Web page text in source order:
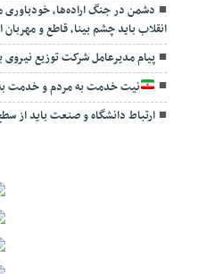
دشمن در جنگ اراده‌ها،
انقلاب باید چشم بینا، قاطع و مهربان
پیام مدیرعامل شرکت توزیع نیروی
نیت خدمت به مردم و خدمت
ارتباط دانشگاه و صنعت باید از